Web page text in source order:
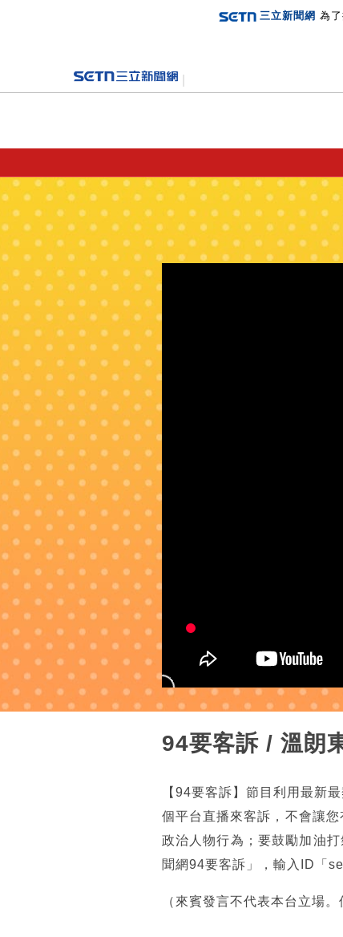
三立新聞網 為
94要客訴 / 溫朗
【94要客訴】節目利用最新
個平台直播來客訴，不會讓
政治人物行為；要鼓勵加油
聞網94要客訴」，輸入ID「
（來賓發言不代表本台立場